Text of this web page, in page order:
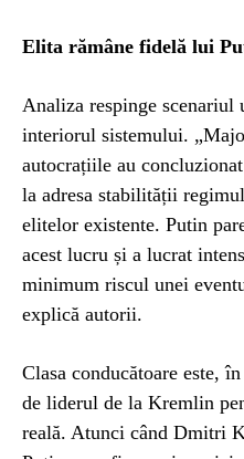
Elita rămâne fidelă lui
Analiza respinge
interiorul sistemului.
autocrațiile au
la adresa stabilității
elitelor existente. Putin
acest lucru și a lucrat
minimum riscul unei
explică autorii.
Clasa conducătoare este,
de liderul de la Kremlin
reală. Atunci când Dmitri